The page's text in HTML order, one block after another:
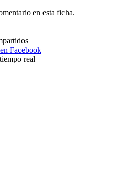
en esta ficha.
Facebook
real